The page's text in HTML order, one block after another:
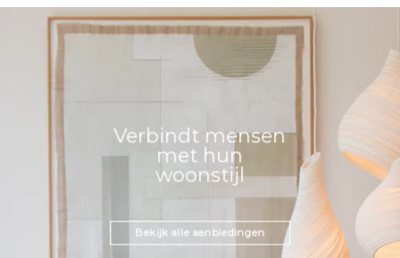
Verbindt mensen
met hun
woonstijl
Bekijk alle aanbiedingen